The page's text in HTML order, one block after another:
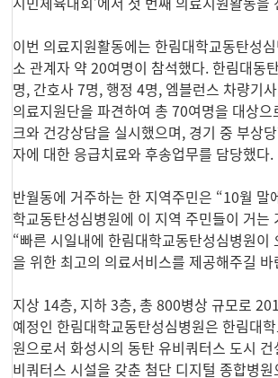
시민체육대회’에서 첫 번째 의료지원활동을
이번 의료지원활동에는 한림대학교동탄성
소 관계자 약 20여명이 참석했다. 한림대동
명, 간호사 7명, 행정 4명, 엠블런스 차량기
의료지원단을 파견하여 총 70여명을 대상으
크와 건강상담을 실시했으며, 경기 중 부상
자에 대한 응급치료와 후송업무를 담당했다.
반월동에 거주하는 한 지역주민은 “10월 말
학교동탄성심병원에 이 지역 주민들이 거는
“빠른 시일내에 한림대학교동탄성심병원이
을 위한 최고의 의료서비스를 제공해주길 바
지상 14층, 지하 3층, 총 800병상 규모로
예정인 한림대학교동탄성심병원은 한림대
원으로서 화성시의 동탄 유비쿼터스 도시 건
비쿼터스 시설을 갖춘 첨단 디지털 종합병원